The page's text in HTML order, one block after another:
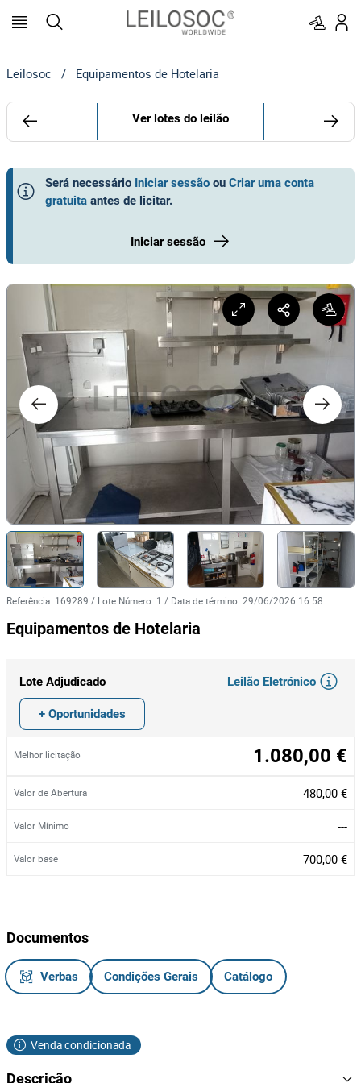
Leilosoc / Equipamentos de Hotelaria
Ver lotes do leilão
Será necessário Iniciar sessão ou Criar uma conta
gratuita antes de licitar.
Iniciar sessão
Referência: 169289 / Lote Número: 1 / Data de término: 29/06/2026 16:58
Equipamentos de Hotelaria
Lote Adjudicado Leilão Eletrónico
+ Oportunidades
Melhor licitação 1.080,00 €
Valor de Abertura 480,00 €
Valor Mínimo ---
Valor base 700,00 €
Documentos
Verbas Condições Gerais Catálogo
Venda condicionada
Descrição